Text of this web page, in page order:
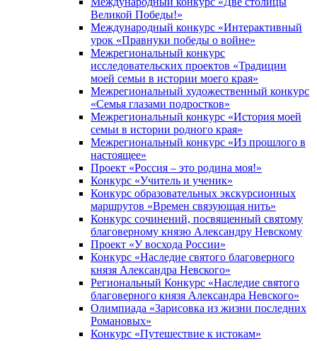
Великой Победы!»
Международный конкурс «Интерактивный
урок «Правнуки победы о войне»
Межрегиональный конкурс
исследовательских проектов «Традиции
моей семьи в истории моего края»
Межрегиональный художественный конкурс
«Семья глазами подростков»
Межрегиональный конкурс «История моей
семьи в истории родного края»
Межрегиональный конкурс «Из прошлого в
настоящее»
Проект «Россия – это родина моя!»
Конкурс «Учитель и ученик»
Конкурс образовательных экскурсионных
маршрутов «Времен связующая нить»
Конкурс сочинений, посвященный святому
благоверному князю Александру Невскому
Проект «У восхода России»
Конкурс «Наследие святого благоверного
князя Александра Невского»
Региональный Конкурс «Наследие святого
благоверного князя Александра Невского»
Олимпиада «Зарисовка из жизни последних
Романовых»
Конкурс «Путешествие к истокам»